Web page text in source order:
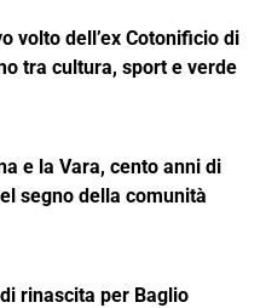
volto dell’ex Cotonificio di
tra cultura, sport e verde
e la Vara, cento anni di
segno della comunità
rinascita per Baglio